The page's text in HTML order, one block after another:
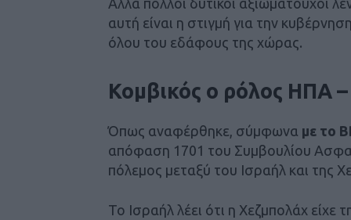
αυτή είναι η στιγμή για την
όλου του εδάφους της χώρας.
Κομβικός ο ρόλος ΗΠΑ
Όπως αναφέρθηκε, σύμφωνα με το
απόφαση 1701 του Συμβουλίου
πόλεμος μεταξύ του Ισραήλ και της
Το Ισραήλ λέει ότι η Χεζμπολάχ είχε